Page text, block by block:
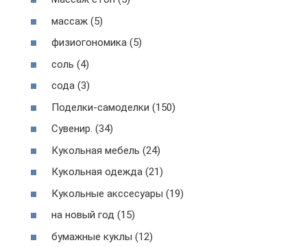
массаж (5)
физиогономика (5)
соль (4)
сода (3)
Поделки-самоделки (150)
Сувенир. (34)
Кукольная мебель (24)
Кукольная одежда (21)
Кукольные акссесуары (19)
на новый год (15)
бумажные куклы (12)